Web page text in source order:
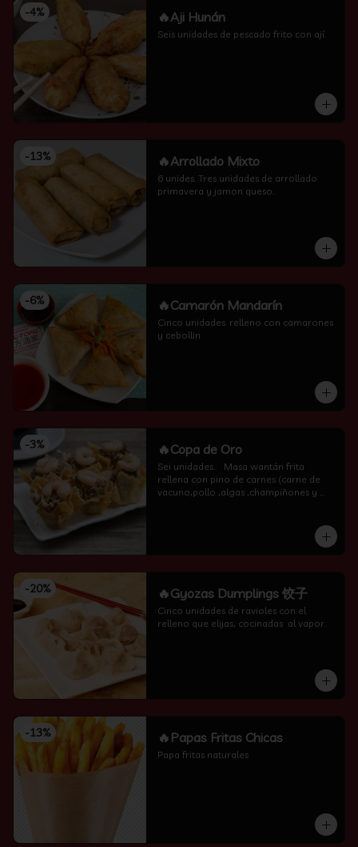
-4% 🔥Aji Hunán
Seis unidades de pescado frito con ají.
-13% 🔥Arrollado Mixto
6 unides. Tres unidades de arrollado
primavera y jamon queso.
-6% 🔥Camarón Mandarín
Cinco unidades. relleno con camarones
y cebollin
-3% 🔥Copa de Oro
Sei unidades..   Masa wantán frita
rellena con pino de carnes (carne de
vacuno,pollo ,algas ,champiñones y
-20% 🔥Gyozas Dumplings 饺子
Cinco unidades de ravioles con el
relleno que elijas, cocinadas  al vapor.
-13% 🔥Papas Fritas Chicas
Papa fritas naturales